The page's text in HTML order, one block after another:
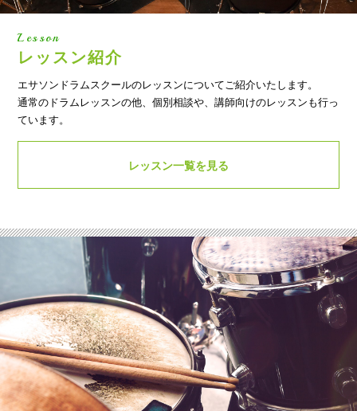
Lesson
レッスン紹介
エサソンドラムスクールのレッスンについてご紹介いたします。
通常のドラムレッスンの他、個別相談や、講師向けのレッスンも行っ
ています。
レッスン一覧を見る